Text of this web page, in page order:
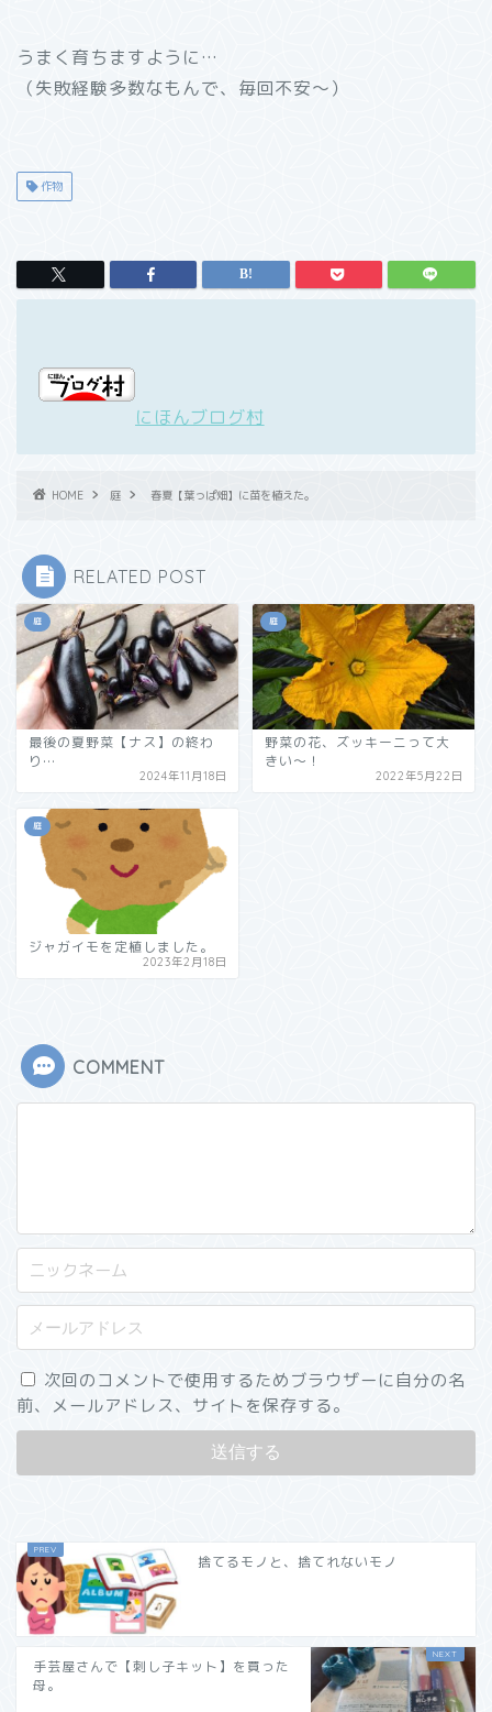
うまく育ちますように…
（失敗経験多数なもんで、毎回不安～）
作物
にほんブログ村
HOME 庭 春夏【葉っぱ畑】に苗を植えた。
RELATED POST
庭
最後の夏野菜【ナス】の終わ
り…
2024年11月18日
庭
野菜の花、ズッキーニって大
きい～！
2022年5月22日
庭
ジャガイモを定植しました。
2023年2月18日
COMMENT
次回のコメントで使用するためブラウザーに自分の名
前、メールアドレス、サイトを保存する。
捨てるモノと、捨てれないモノ
手芸屋さんで【刺し子キット】を買った
母。